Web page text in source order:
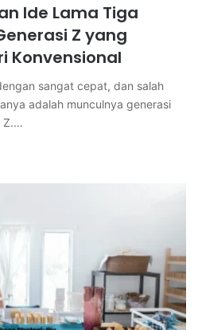
Ide Lama Tiga
Z yang
Konvensional
sangat cepat, dan salah
adalah munculnya generasi
Z.…